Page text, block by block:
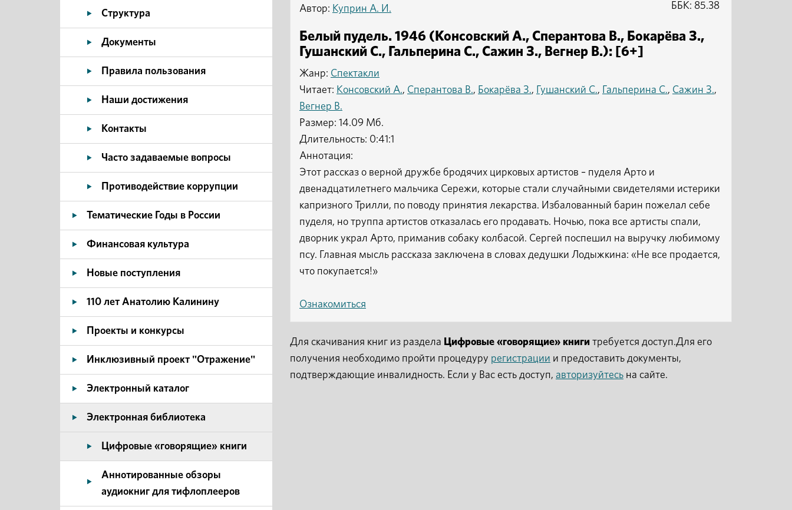
Структура
Документы
Правила пользования
Наши достижения
Контакты
Часто задаваемые вопросы
Противодействие коррупции
Тематические Годы в России
Финансовая культура
Новые поступления
110 лет Анатолию Калинину
Проекты и конкурсы
Инклюзивный проект "Отражение"
Электронный каталог
Электронная библиотека
Цифровые «говорящие» книги
Аннотированные обзоры
аудиокниг для тифлоплееров
Автор: Куприн А. И.
Белый пудель. 1946 (Консовский А., Сперантова В., Бокарёва З.,
Гушанский С., Гальперина С., Сажин З., Вегнер В.): [6+]
Жанр: Спектакли
Читает: Консовский А., Сперантова В., Бокарёва З., Гушанский С., Гальперина С., Сажин З.,
Вегнер В.
ББК: 85.38
Размер: 14.09 Мб.
Длительность: 0:41:1
Аннотация:
Этот рассказ о верной дружбе бродячих цирковых артистов – пуделя Арто и
двенадцатилетнего мальчика Сережи, которые стали случайными свидетелями истерики
капризного Трилли, по поводу принятия лекарства. Избалованный барин пожелал себе
пуделя, но труппа артистов отказалась его продавать. Ночью, пока все артисты спали,
дворник украл Арто, приманив собаку колбасой. Сергей поспешил на выручку любимому
псу. Главная мысль рассказа заключена в словах дедушки Лодыжкина: «Не все продается,
что покупается!»
Ознакомиться
Для скачивания книг из раздела Цифровые «говорящие» книги требуется доступ.Для его
получения необходимо пройти процедуру регистрации и предоставить документы,
подтверждающие инвалидность. Если у Вас есть доступ, авторизуйтесь на сайте.